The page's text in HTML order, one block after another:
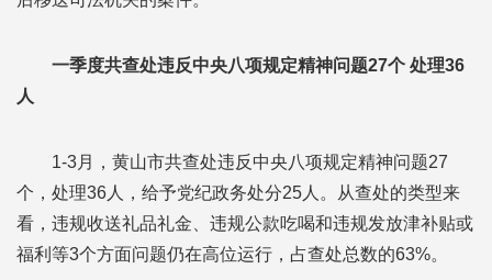
一季度共查处违反中央八项规定精神问题27个 处理36
人
1-3月，黄山市共查处违反中央八项规定精神问题27
个，处理36人，给予党纪政务处分25人。从查处的类型来
看，违规收送礼品礼金、违规公款吃喝和违规发放津补贴或
福利等3个方面问题仍在高位运行，占查处总数的63%。